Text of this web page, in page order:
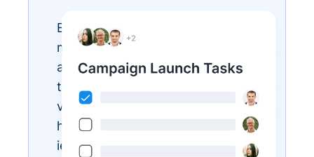
Eindeloze to-do-lijstjes? Doe ze –
met Donorbox Tasks. Nu kunt u
al uw dagelijkse administratieve
taken organiseren, prioriteren en
vereenvoudigen, allemaal binnen
het CRM-ecosysteem, zodat
iedereen in uw team weet wat te